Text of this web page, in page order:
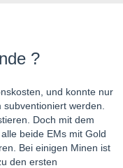
?
und konnte nur
werden.
Doch mit dem
beide EMs mit Gold
Bei einigen Minen ist
den ersten